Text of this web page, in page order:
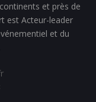
et près de
est Acteur-leader
et du